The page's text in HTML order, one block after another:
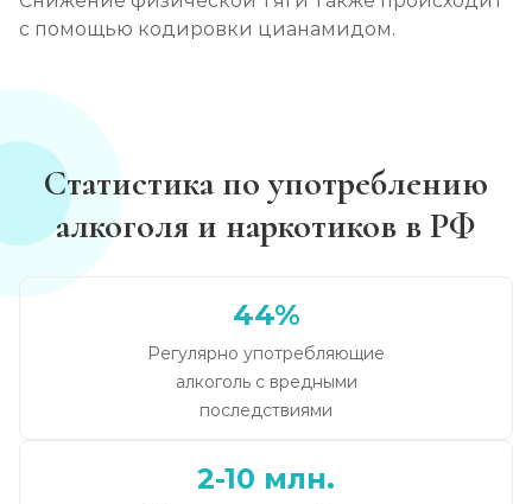
с помощью кодировки цианамидом.
Статистика по употреблению
алкоголя и наркотиков в РФ
44%
Регулярно употребляющие
алкоголь с вредными
последствиями
2-10 млн.